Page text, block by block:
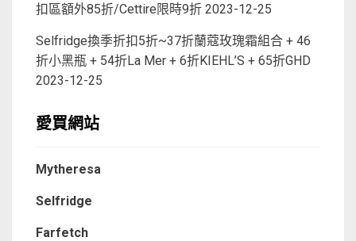
扣區額外85折/Cettire限時9折 2023-12-25
Selfridge換季折扣5折~37折蘭蔻玫瑰霜組合 + 46
折小黑瓶 + 54折La Mer + 6折KIEHL’S + 65折GHD
2023-12-25
愛買網站
Mytheresa
Selfridge
Farfetch